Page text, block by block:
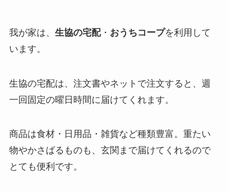
我が家は、 生協の宅配・ おうちコープを利用して
います。
生協の宅配は、注文書やネットで注文すると、週
一回固定の曜日時間に届けてくれます。
商品は食材・日用品・雑貨など種類豊富。重たい
物やかさばるものも、玄関まで届けてくれるので
とても便利です。